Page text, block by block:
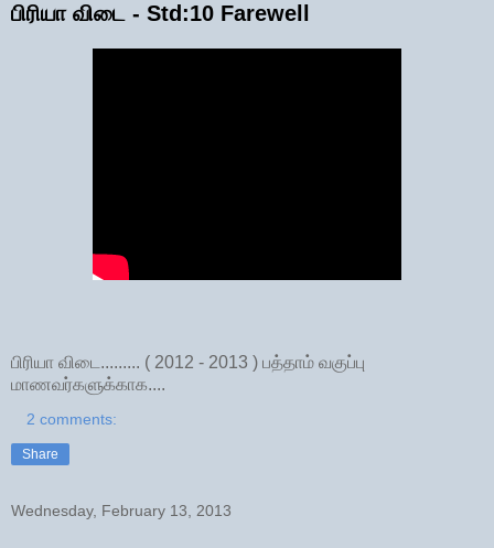
பிரியா விடை - Std:10 Farewell
பிரியா விடை......... ( 2012 - 2013 ) பத்தாம் வகுப்பு
மாணவர்களுக்காக....
2 comments:
Share
Wednesday, February 13, 2013